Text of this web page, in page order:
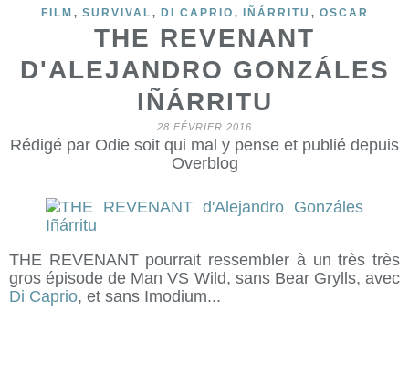
FILM , SURVIVAL , DI CAPRIO , IÑÁRRITU , OSCAR
THE REVENANT
D'ALEJANDRO GONZÁLES
IÑÁRRITU
28 FÉVRIER 2016
Rédigé par Odie soit qui mal y pense et publié depuis
Overblog
THE REVENANT pourrait ressembler à un très très
gros épisode de Man VS Wild, sans Bear Grylls, avec
Di Caprio, et sans Imodium...